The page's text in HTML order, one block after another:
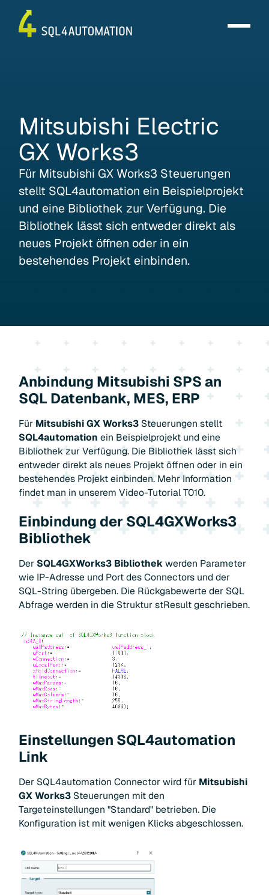
Mitsubishi Electric
GX Works3
Für Mitsubishi GX Works3 Steuerungen
stellt SQL4automation ein Beispielprojekt
und eine Bibliothek zur Verfügung. Die
Bibliothek lässt sich entweder direkt als
neues Projekt öffnen oder in ein
bestehendes Projekt einbinden.
Anbindung Mitsubishi SPS an
SQL Datenbank, MES, ERP
FürMitsubishi GX Works3 Steuerungen stellt
SQL4automation ein Beispielprojekt und eine
Bibliothek zur Verfügung. Die Bibliothek lässt sich
entweder direkt als neues Projekt öffnen oder in ein
bestehendes Projekt einbinden. Mehr Information
findet man in unserem Video-Tutorial T010.
Einbindung der SQL4GXWorks3
Bibliothek
Der SQL4GXWorks3 Bibliothekwerden Parameter
wie IP-Adresse und Port des Connectors und der
SQL-String übergeben. Die Rückgabewerte der SQL
Abfrage werden in die Struktur stResult geschrieben.
Einstellungen SQL4automation
Link
Der SQL4automation Connector wird für Mitsubishi
GX Works3 Steuerungen mit den
Targeteinstellungen "Standard" betrieben. Die
Konfiguration ist mit wenigen Klicks abgeschlossen.